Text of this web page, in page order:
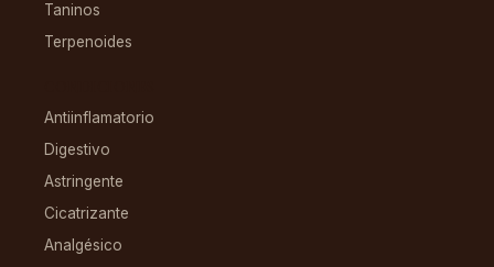
Taninos
Terpenoides
Antiinflamatorio
Digestivo
Astringente
Cicatrizante
Analgésico